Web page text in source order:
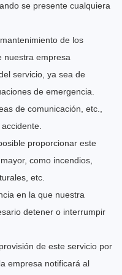
se presente cualquiera
de los
nuestra empresa
servicio, ya sea de
de emergencia.
de comunicación, etc.,
proporcionar este
como incendios,
etc.
en la que nuestra
detener o interrumpir
de este servicio por
empresa notificará al